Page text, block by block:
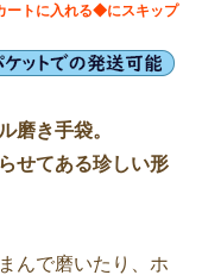
ートに入れる◆にスキップ
磨き手袋。
せてある珍しい形
んで磨いたり、ホ